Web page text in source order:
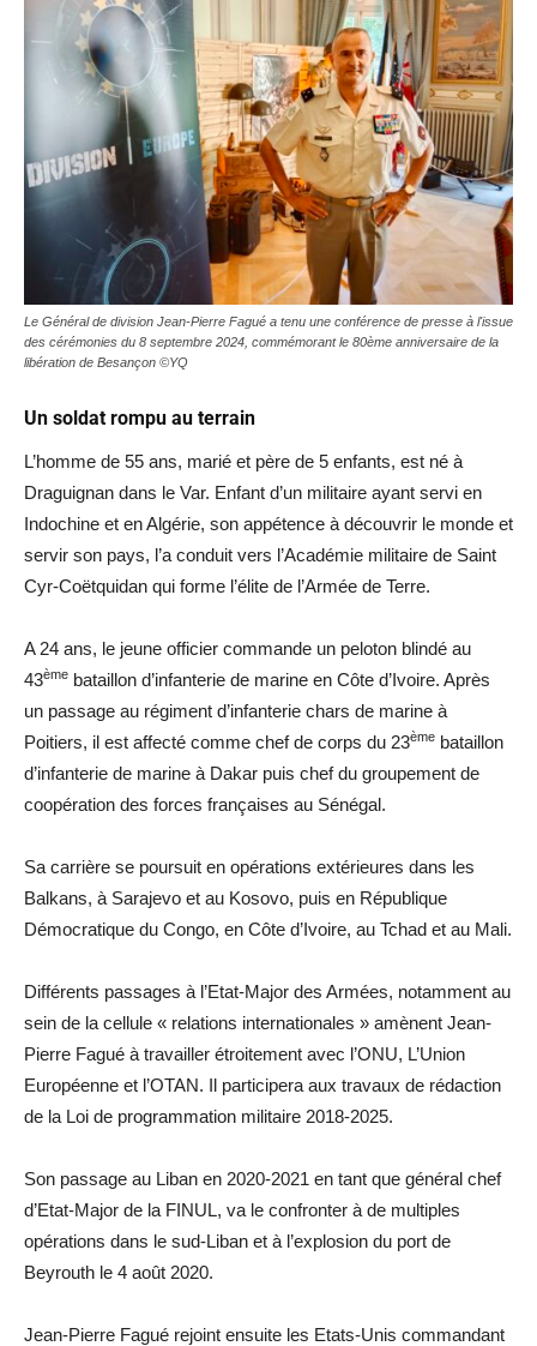
Le Général de division Jean-Pierre Fagué a tenu une conférence de presse à l'issue
des cérémonies du 8 septembre 2024, commémorant le 80ème anniversaire de la
libération de Besançon ©YQ
Un soldat rompu au terrain
L’homme de 55 ans, marié et père de 5 enfants, est né à
Draguignan dans le Var. Enfant d’un militaire ayant servi en
Indochine et en Algérie, son appétence à découvrir le monde et
servir son pays, l’a conduit vers l’Académie militaire de Saint
Cyr-Coëtquidan qui forme l’élite de l’Armée de Terre.
A 24 ans, le jeune officier commande un peloton blindé au
43ème bataillon d’infanterie de marine en Côte d’Ivoire. Après
un passage au régiment d’infanterie chars de marine à
Poitiers, il est affecté comme chef de corps du 23ème bataillon
d’infanterie de marine à Dakar puis chef du groupement de
coopération des forces françaises au Sénégal.
Sa carrière se poursuit en opérations extérieures dans les
Balkans, à Sarajevo et au Kosovo, puis en République
Démocratique du Congo, en Côte d’Ivoire, au Tchad et au Mali.
Différents passages à l’Etat-Major des Armées, notamment au
sein de la cellule « relations internationales » amènent Jean-
Pierre Fagué à travailler étroitement avec l’ONU, L’Union
Européenne et l’OTAN. Il participera aux travaux de rédaction
de la Loi de programmation militaire 2018-2025.
Son passage au Liban en 2020-2021 en tant que général chef
d’Etat-Major de la FINUL, va le confronter à de multiples
opérations dans le sud-Liban et à l’explosion du port de
Beyrouth le 4 août 2020.
Jean-Pierre Fagué rejoint ensuite les Etats-Unis commandant